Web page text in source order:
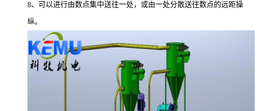
8、可以进行由数点集中送往一处，或由一处分散送往数点的远距操
纵。